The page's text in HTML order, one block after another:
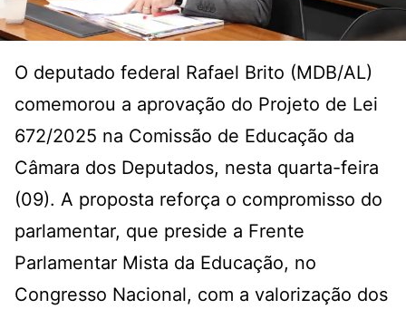
O deputado federal Rafael Brito (MDB/AL)
comemorou a aprovação do Projeto de Lei
672/2025 na Comissão de Educação da
Câmara dos Deputados, nesta quarta-feira
(09). A proposta reforça o compromisso do
parlamentar, que preside a Frente
Parlamentar Mista da Educação, no
Congresso Nacional, com a valorização dos